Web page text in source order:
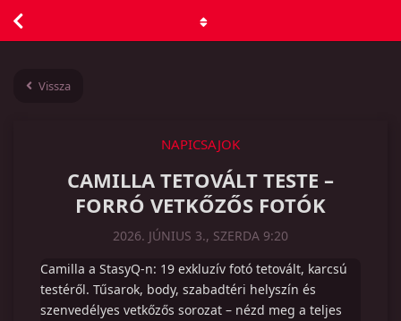
Vissza
NAPICSAJOK
CAMILLA TETOVÁLT TESTE –
FORRÓ VETKŐZŐS FOTÓK
2026. JÚNIUS 3., SZERDA 9:20
Camilla a StasyQ-n: 19 exkluzív fotó tetovált, karcsú
testéről. Tűsarok, body, szabadtéri helyszín és
szenvedélyes vetkőzős sorozat – nézd meg a teljes